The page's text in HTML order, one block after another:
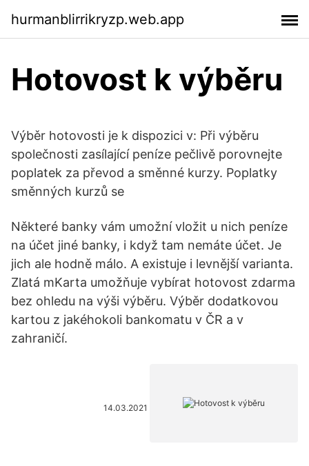
hurmanblirrikryzp.web.app
Hotovost k výběru
Výběr hotovosti je k dispozici v: Při výběru
společnosti zasílající peníze pečlivě porovnejte
poplatek za převod a směnné kurzy. Poplatky
směnných kurzů se
Některé banky vám umožní vložit u nich peníze
na účet jiné banky, i když tam nemáte účet. Je
jich ale hodně málo. A existuje i levnější varianta.
Zlatá mKarta umožňuje vybírat hotovost zdarma
bez ohledu na výši výběru. Výběr dodatkovou
kartou z jakéhokoli bankomatu v ČR a v
zahraničí.
14.03.2021